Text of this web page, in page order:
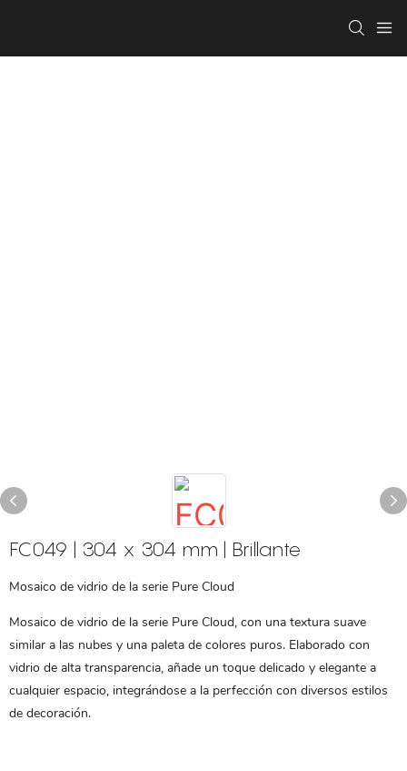
FC049 | 304 x 304 mm | Brillante
Mosaico de vidrio de la serie Pure Cloud
Mosaico de vidrio de la serie Pure Cloud, con una textura suave
similar a las nubes y una paleta de colores puros. Elaborado con
vidrio de alta transparencia, añade un toque delicado y elegante a
cualquier espacio, integrándose a la perfección con diversos estilos
de decoración.